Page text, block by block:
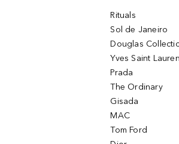
Rituals
Sol de Janeiro
Douglas
Yves Saint
Prada
The Ordinary
Gisada
MAC
Tom Ford